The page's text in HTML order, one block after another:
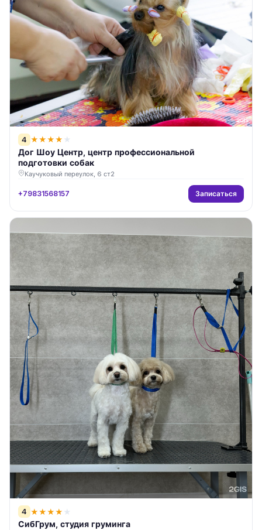
4 ★★★★ ★
Дог Шоу Центр, центр профессиональной
подготовки собак
Каучуковый переулок, 6 ст2
+79831568157 Записаться
4 ★★★★ ★
СибГрум, студия груминга